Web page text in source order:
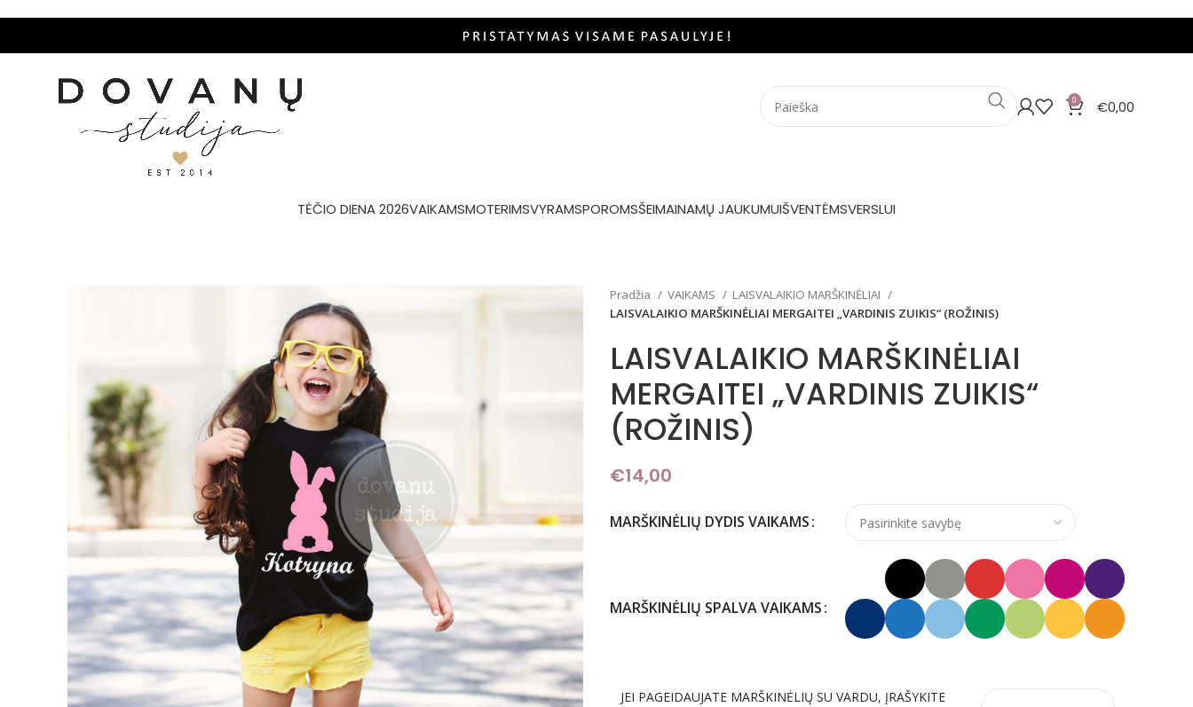
0 €0,00
TĖČIO DIENA 2026VAIKAMSMOTERIMSVYRAMSPOROMSŠEIMAINAMŲ JAUKUMUIŠVENTĖMSVERSLUI
Pradžia VAIKAMS
LAISVALAIKIO MARŠKINĖLIAI
LAISVALAIKIO MARŠKINĖLIAI MERGAITEI „VARDINIS ZUIKIS“ (ROŽINIS)
LAISVALAIKIO MARŠKINĖLIAI
MERGAITEI „VARDINIS ZUIKIS“
(ROŽINIS)
€14,00
MARŠKINĖLIŲ DYDIS VAIKAMS
MARŠKINĖLIŲ SPALVA VAIKAMS
JEI PAGEIDAUJATE MARŠKINĖLIŲ SU VARDU, ĮRAŠYKITE